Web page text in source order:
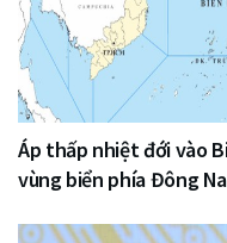
Áp thấp nhiệt đới vào
vùng biển phía Đông